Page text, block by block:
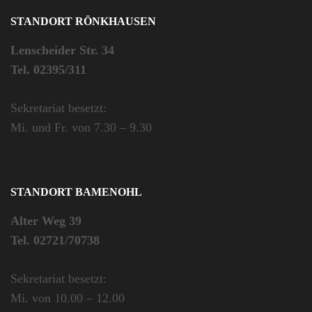
STANDORT RÖNKHAUSEN
Lenscheider Str. 34
Tel. 02395/311
Sekretariat besetzt:
Mi. und Fr. von 7.30 – 9.30
STANDORT BAMENOHL
Alter Weg 39
Tel. 02721/70738
Sekretariat besetzt:
Mi. von 10.00 – 12.00